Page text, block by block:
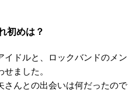
初めは？
イドルと、ロックバンドのメン
ました。
さんとの出会いは何だったので